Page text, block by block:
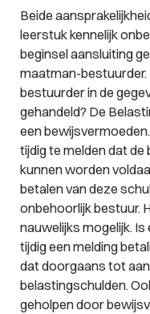
Beide
leerstuk kennelijk
beginsel aansluiting
maatman-bestuurder.
bestuurder in de
gehandeld? De
een
tijdig te melden dat
kunnen worden
betalen van deze
onbehoorlijk bestuur.
nauwelijks mogelijk.
tijdig een melding
dat doorgaans tot
belastingschulden.
geholpen door